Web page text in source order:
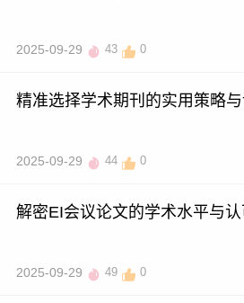
2025-09-29 43 0
精准选择学术期刊的实用策略
2025-09-29 44 0
解密EI会议论文的学术水平与
2025-09-29 49 0